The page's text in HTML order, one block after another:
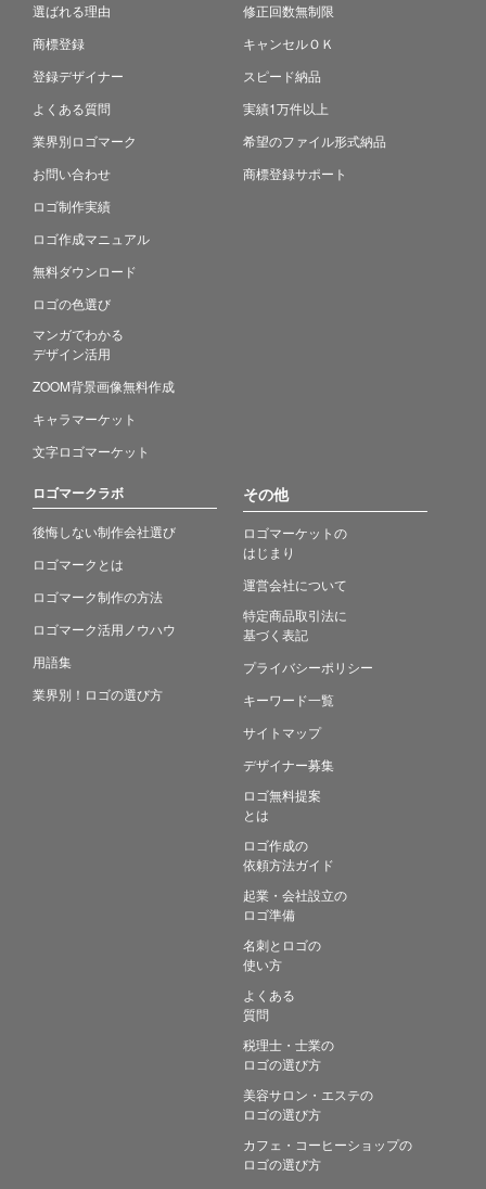
選ばれる理由
商標登録
登録デザイナー
よくある質問
業界別ロゴマーク
お問い合わせ
ロゴ制作実績
ロゴ作成マニュアル
無料ダウンロード
ロゴの色選び
マンガでわかる
デザイン活用
ZOOM背景画像無料作成
キャラマーケット
文字ロゴマーケット
修正回数無制限
キャンセルＯＫ
スピード納品
実績1万件以上
希望のファイル形式納品
商標登録サポート
ロゴマークラボ
後悔しない制作会社選び
ロゴマークとは
ロゴマーク制作の方法
ロゴマーク活用ノウハウ
用語集
業界別！ロゴの選び方
その他
ロゴマーケットの
はじまり
運営会社について
特定商品取引法に
基づく表記
プライバシーポリシー
キーワード一覧
サイトマップ
デザイナー募集
ロゴ無料提案
とは
ロゴ作成の
依頼方法ガイド
起業・会社設立の
ロゴ準備
名刺とロゴの
使い方
よくある
質問
税理士・士業の
ロゴの選び方
美容サロン・エステの
ロゴの選び方
カフェ・コーヒーショップの
ロゴの選び方